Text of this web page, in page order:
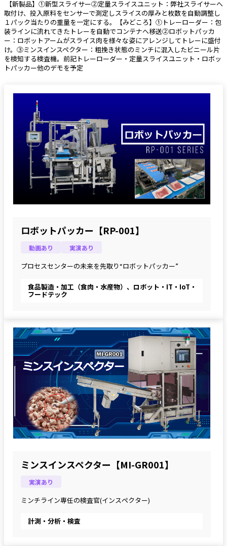
取付け、投入原料をセンサーで測定しスライスの厚みと枚数を自動調整し
１パック当たりの重量を一定にする。【みどころ】①トレーローダー：包
装ラインに流れてきたトレーを自動でコンテナへ移送②ロボットパッカ
ー：ロボットアームがスライス肉を様々な姿にアレンジしてトレーに盛付
け。③ミンスインスペクター：粗挽き状態のミンチに混入したビニール片
を検知する検査機。前記トレーローダー・定量スライスユニット・ロボッ
トパッカー他のデモを予定
ロボットパッカー【RP-001】
動画あり 実演あり
プロセスセンターの未来を先取り“ロボットパッカー”
食品製造・加工（食肉・水産物）、ロボット・IT・IoT・
フードテック
ミンスインスペクター【MI-GR001】
実演あり
ミンチライン専任の検査官(インスペクター)
計測・分析・検査